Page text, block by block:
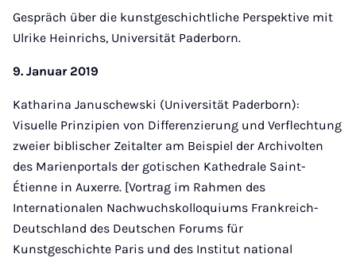
Gespräch über die kunstgeschichtliche Perspektive mit
Ulrike Heinrichs, Universität Paderborn.
9. Januar 2019
Katharina Januschewski (Universität Paderborn):
Visuelle Prinzipien von Differenzierung und Verflechtung
zweier biblischer Zeitalter am Beispiel der Archivolten
des Marienportals der gotischen Kathedrale Saint-
Étienne in Auxerre. [Vortrag im Rahmen des
Internationalen Nachwuchskolloquiums Frankreich-
Deutschland des Deutschen Forums für
Kunstgeschichte Paris und des Institut national